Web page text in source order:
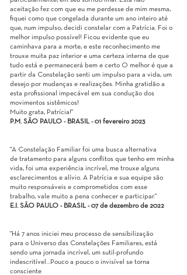
aceitação fez com que eu me perdesse de mim mesma,
fiquei como que congelada durante um ano inteiro até
que, num impulso, decidi constelar com a Patrícia. Foi o
melhor impulso possível! Ficou evidente que eu
caminhava para a morte, e este reconhecimento me
trouxe muita paz interior e uma certeza interna de que
tudo está e permanecerá bem e certo O melhor é que a
partir da Constelação senti um impulso para a vida, um
desejo por mudanças e realizações. Minha gratidão a
esta profissional impecável em sua condução dos
movimentos sistêmicos!
Muito grata, Patrícia!"
P.M. SÃO PAULO - BRASIL - 01 fevereiro 2023
"A Constelação Familiar foi uma busca alternativa
de tratamento para alguns conflitos que tenho em minha
vida, foi uma experiência incrível, me trouxe alguns
esclarecimentos e alívio. A Patrícia e sua equipe são
muito responsáveis e comprometidos com esse
trabalho, vale muito a pena conhecer e participar."
E.I. SÃO PAULO - BRASIL - 07 de dezembro de 2022
"Há 7 anos iniciei meu processo de sensibilização
para o Universo das Constelações Familiares, está
sendo uma jornada incrível, um sutil-profundo
indescritível…Pouco a pouco o invisível se torna
consciente